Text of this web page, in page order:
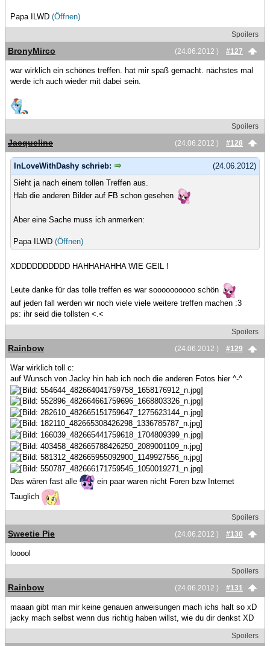
Papa ILWD (Öffnen)
Spoilers
(24.06.2012 )
#127
BronyMirco
war wirklich ein schönes treffen. hat mir spaß gemacht. nächstes mal
werde ich auch wieder mit dabei sein.
Spoilers
(24.06.2012 )
#128
Jacqueline
(24.06.2012)
InLoveWithDashy schrieb:
Sieht ja nach einem tollen Treffen aus.
Hab die anderen Bilder auf FB schon gesehen
Aber eine Sache muss ich anmerken:
Papa ILWD (Öffnen)
XDDDDDDDDDD HAHHAHAHHA WIE GEIL !
Leute danke für das tolle treffen es war soooooooooo schön
auf jeden fall werden wir noch viele viele weitere treffen machen :3
ps: ihr seid die tollsten <.<
Spoilers
(24.06.2012 )
#129
Rainbow
War wirklich toll c:
auf Wunsch von Jacky hin hab ich noch die anderen Fotos hier ^-^
Das wären fast alle
ein paar waren nicht Foren bzw Internet
Tauglich
Spoilers
(24.06.2012 )
#130
Sweetie Pie
looool
Spoilers
(24.06.2012 )
#131
Rainbow
maaan gibt man mir keine genauen anweisungen mach ichs halt so xD
jacky mach selbst wenn dus richtig haben willst, wie du dir denkst XD
Spoilers